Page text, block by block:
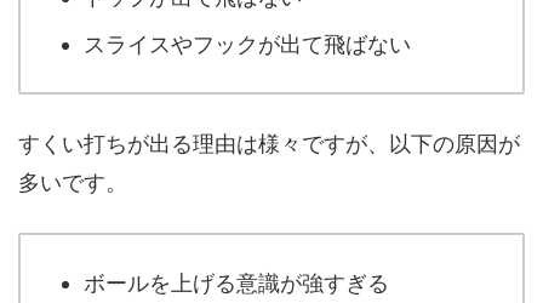
スライスやフックが出て飛ばない
すくい打ちが出る理由は様々ですが、以下の原因が
多いです。
ボールを上げる意識が強すぎる